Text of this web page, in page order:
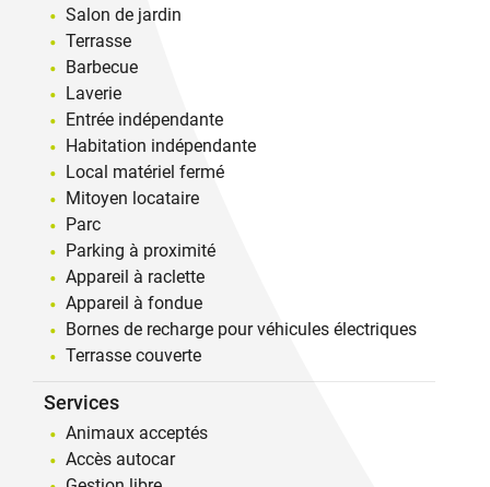
Salon de jardin
Terrasse
Barbecue
Laverie
Entrée indépendante
Habitation indépendante
Local matériel fermé
Mitoyen locataire
Parc
Parking à proximité
Appareil à raclette
Appareil à fondue
Bornes de recharge pour véhicules électriques
Terrasse couverte
Services
Animaux acceptés
Accès autocar